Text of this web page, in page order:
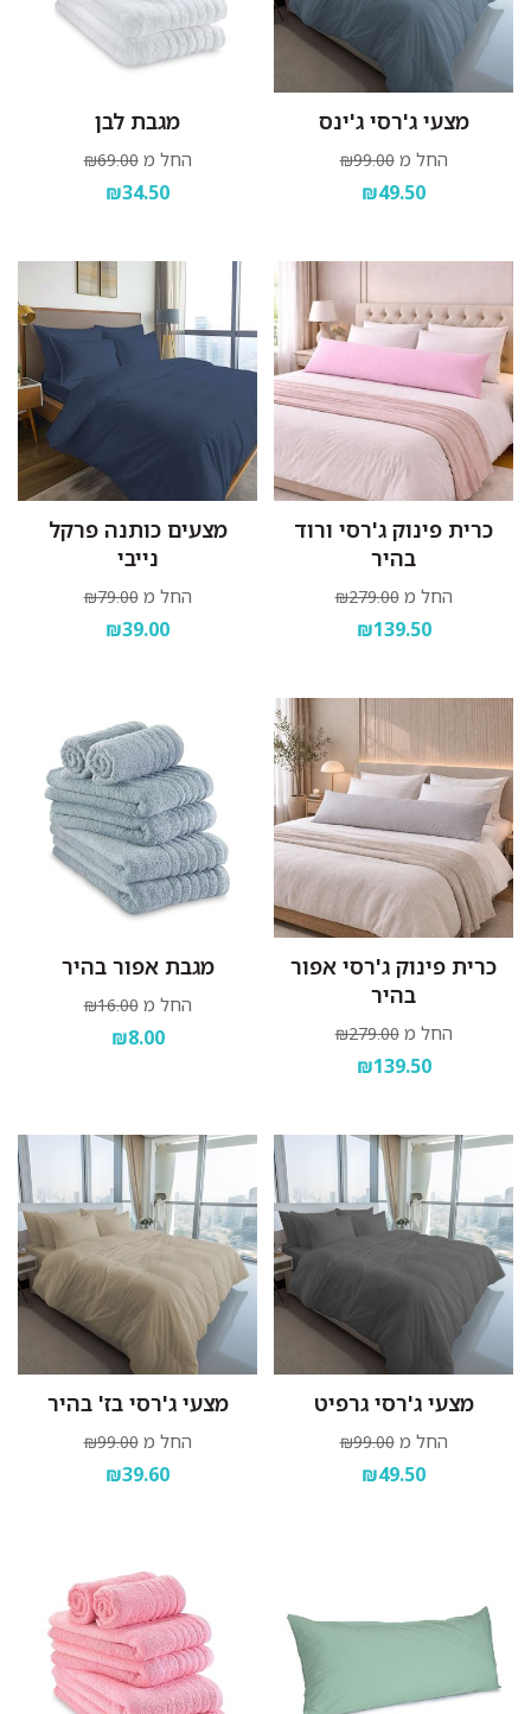
מצעי ג'רסי ג'ינס
החל מ ₪99.00
₪49.50
מגבת לבן
החל מ ₪69.00
₪34.50
כרית פינוק ג'רסי ורוד
בהיר
החל מ ₪279.00
₪139.50
מצעים כותנה פרקל
נייבי
החל מ ₪79.00
₪39.00
כרית פינוק ג'רסי אפור
בהיר
החל מ ₪279.00
₪139.50
מגבת אפור בהיר
החל מ ₪16.00
₪8.00
מצעי ג'רסי גרפיט
החל מ ₪99.00
₪49.50
מצעי ג'רסי בז' בהיר
החל מ ₪99.00
₪39.60